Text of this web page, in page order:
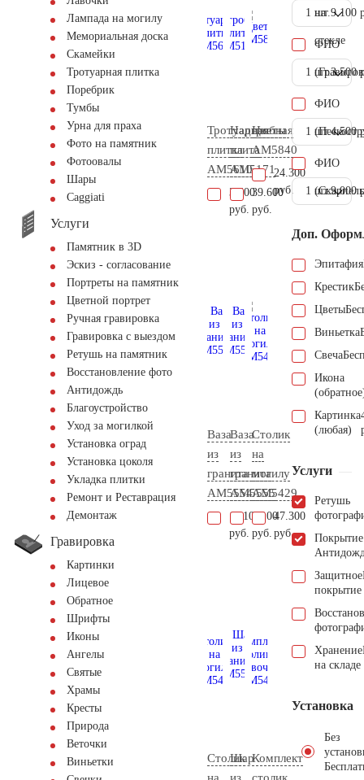
Лампада на могилу
Мемориальная доска
Скамейки
Тротуарная плитка
Поребрик
Тумбы
Урна для праха
Фото на памятник
Фотоовалы
Шары
Сaggiati
Услуги
Памятник в 3D
Эскиз - согласование
Портреты на памятник
Цветной портрет
Ручная гравировка
Гравировка с выездом
Ретушь на памятник
Восстановление фото
Антидождь
Благоустройство
Уход за могилкой
Установка оград
Установка цоколя
Укладка плитки
Ремонт и Реставрация
Демонтаж
Гравировка
Картинки
Лицевое
Обратное
Шрифты
Иконы
Ангелы
Святые
Храмы
Кресты
Природа
Веточки
Виньетки
Тротуарная
плитка
AM5610
3.500
руб.
Надгробная
плита
AM5171
39.600
руб.
Цветы
AM5840
24.300
руб.
Ваза
из
гранита
AM5554
11.100
руб.
Ваза
из
гранита
AM5555
9.100
руб.
Столик
на
могилу
AM5429
47.300
руб.
Столик
на
Шар
из
Комплект
столик
на
стекле
1 шт. 9.100
ФИО
1 шт.3.500
ФИО
1 шт.4.500
ФИО
1 шт.9.000
Доп.
Эпитафия
Крестик
Цветы
Виньетка
Свеча
Икона
Картинка
(любая)
Услуги
Ретушь
Покрытие
Защитное
покрытие
Хранение
на складе
Установка
Без